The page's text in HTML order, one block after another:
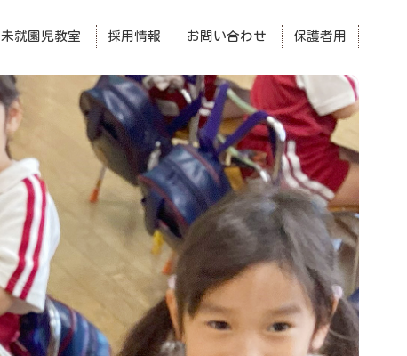
未就園児教室 採用情報 お問い合わせ 保護者用
次
へ